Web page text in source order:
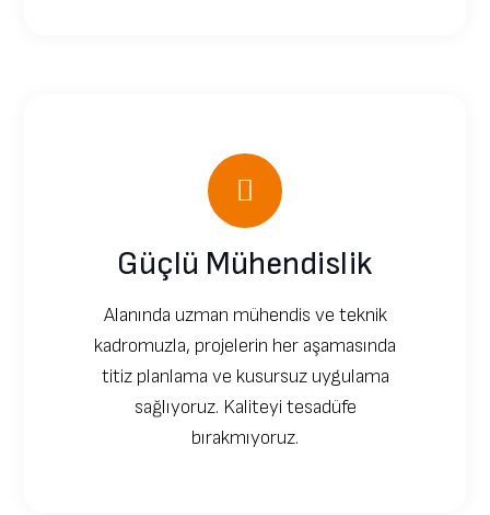
Güçlü Mühendislik
Alanında uzman mühendis ve teknik
kadromuzla, projelerin her aşamasında
titiz planlama ve kusursuz uygulama
sağlıyoruz. Kaliteyi tesadüfe
bırakmıyoruz.